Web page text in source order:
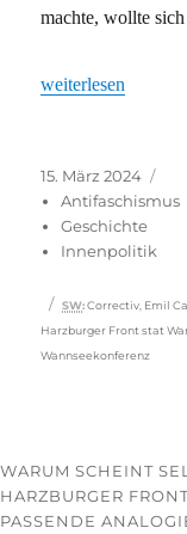
machte, wollte
„Falsche Analogien“
weiterlesen
Veröffentlicht
am
15. März 2024
Antifaschismus
Geschichte
Innenpolitik
Schlagwörter
SW: Correctiv Emil
Harzburger Front stat
Wannseekonferenz
WARUM SCHEINT
HARZBURGER
PASSENDE